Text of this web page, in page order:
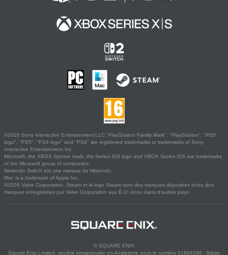
©2026 Sony Interactive Entertainment LLC."PlayStation Family Mark", "PlayStation", "PS5
logo", "PS5", "PS4 logo" and "PS4" are registered trademarks or trademarks of Sony
Interactive Entertainment Inc.
Microsoft, the XBOX Sphere mark, the Series X|S logo and XBOX Series X|S are trademarks
of the Microsoft group of companies.
Nintendo Switch est une marque de Nintendo.
Mac is a trademark of Apple Inc.
©2026 Valve Corporation. Steam et le logo Steam sont des marques déposées et/ou des
marques enregistrées par Valve Corporation aux É.U. et/ou dans d'autres pays.
© SQUARE ENIX
Square Enix Limited, société immatriculée en Angleterre sous le numéro 01804186 - Siège